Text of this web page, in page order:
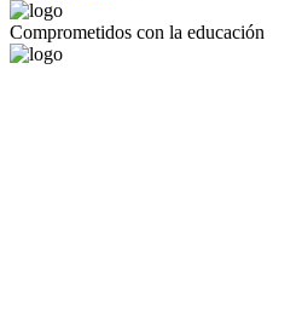
Comprometidos con la educación